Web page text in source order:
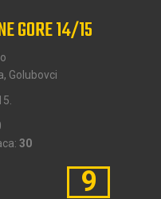
GORE 14/15
Golubovci
30
9